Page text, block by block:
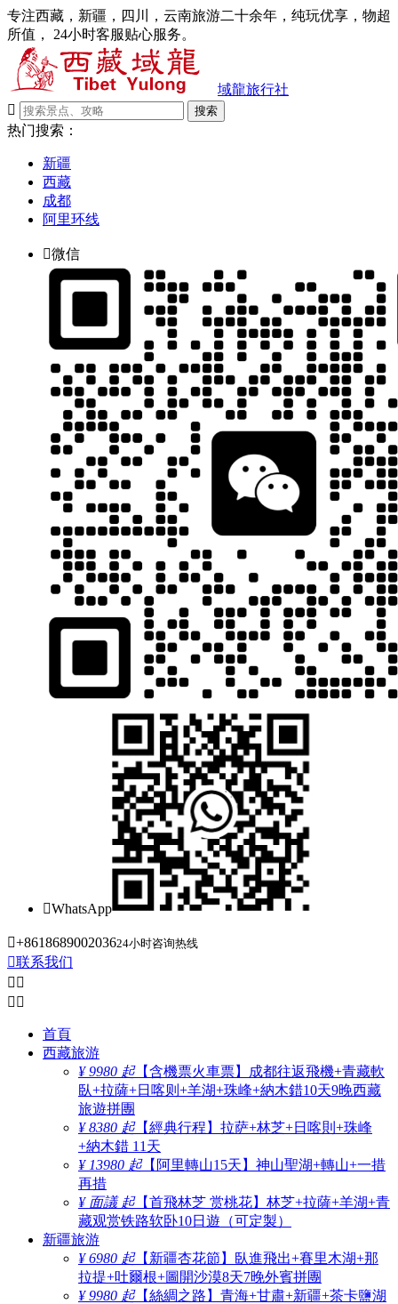
专注西藏，新疆，四川，云南旅游二十余年，纯玩优享，物超
所值， 24小时客服贴心服务。
域龍旅行社

搜索
热门搜索：
新疆
西藏
成都
阿里环线
微信
WhatsApp
+861868900203624小时咨询热线
联系我们
 
 
首頁
西藏旅游
¥ 9980 起【含機票火車票】成都往返飛機+青藏軟
臥+拉薩+日喀则+羊湖+珠峰+納木錯10天9晚西藏
旅遊拼團
¥ 8380 起【經典行程】拉萨+林芝+日喀則+珠峰
+納木錯 11天
¥ 13980 起【阿里轉山15天】神山聖湖+轉山+一措
再措
¥ 面議 起【首飛林芝 赏桃花】林芝+拉薩+羊湖+青
藏观赏铁路软卧10日遊（可定製）
新疆旅游
¥ 6980 起【新疆杏花節】臥進飛出+賽里木湖+那
拉提+吐爾根+圖開沙漠8天7晚外賓拼團
¥ 9980 起【絲綢之路】青海+甘肅+新疆+茶卡鹽湖